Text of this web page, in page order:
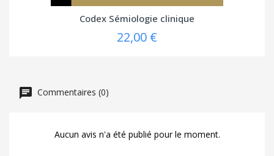
Codex Sémiologie clinique
22,00 €
Commentaires (0)
Aucun avis n'a été publié pour le moment.